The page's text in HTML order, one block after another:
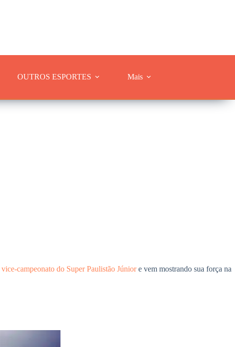
OUTROS ESPORTES Mais
vice-campeonato do Super Paulistão Júniore vem mostrando sua força na